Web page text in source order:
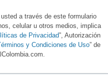
a través de este formulario
celular u otros medios, implica
de Privacidad”, Autorización
y Condiciones de Uso” de